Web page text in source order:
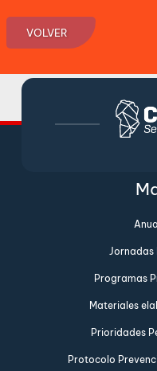
VOLVER
Jornadas
Programas
Materiales
Prioridades
Protocolo